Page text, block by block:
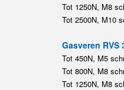
Tot 1250N, M8
Tot 2500N, M10
Gasveren RVS
Tot 450N, M5
Tot 800N, M8
Tot 1250N, M8